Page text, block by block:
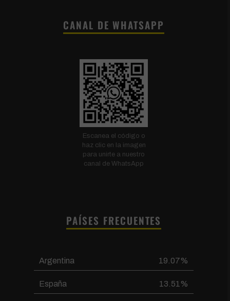
CANAL DE WHATSAPP
Escanea el código o
haz clic en la imagen
para unirte a nuestro
canal de WhatsApp
PAÍSES FRECUENTES
Argentina 19.07%
España 13.51%